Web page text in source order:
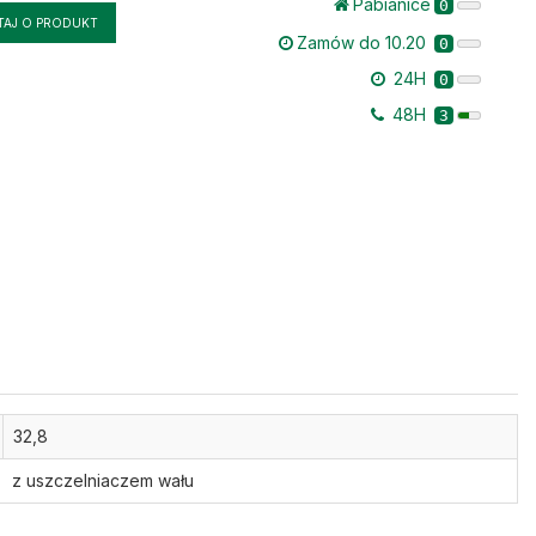
O PRODUKT
Pabianice 0
Zamów do 10.20 0
24H 0
48H 3
32,8
z uszczelniaczem wału